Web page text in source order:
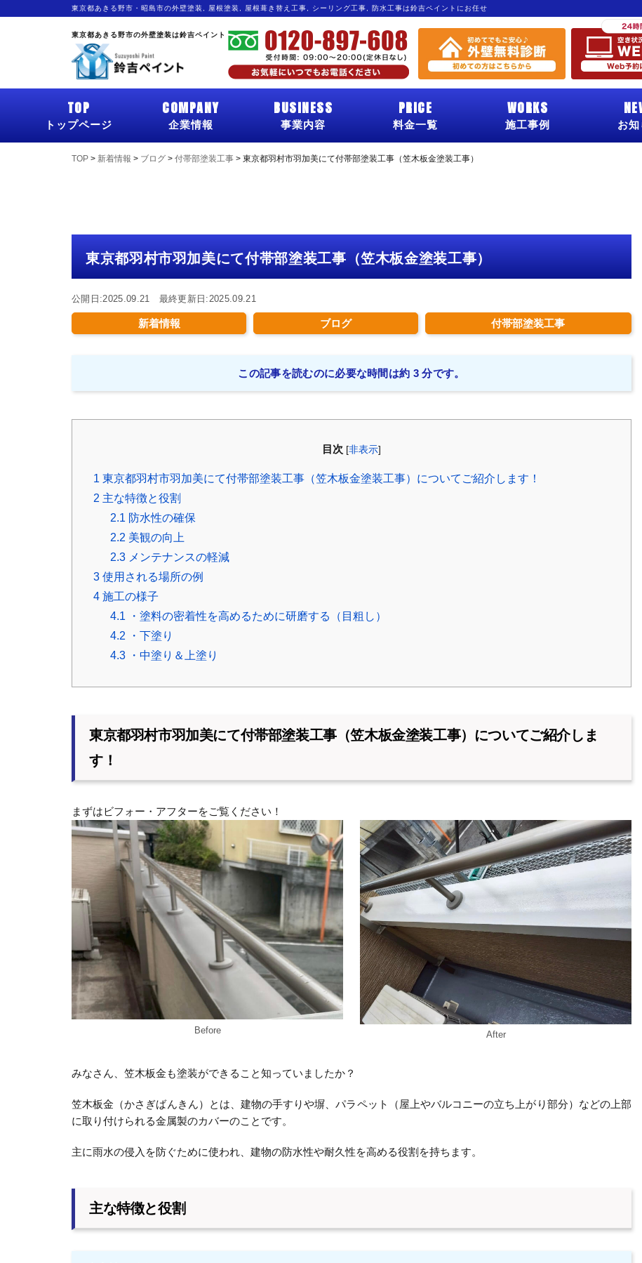
東京都あきる野市・昭島市の外壁塗装, 屋根塗装, 屋根葺き替え工事, シーリング工事, 防水工事は鈴吉ペイントにお任せ
東京都あきる野市の外壁塗装は鈴吉ペイント
TOP
トップページ
COMPANY
企業情報
BUSINESS
事業内容
PRICE
料金一覧
WORKS
施工事例 お
TOP > 新着情報 > ブログ > 付帯部塗装工事 > 東京都羽村市羽加美にて付帯部塗装工事（笠木板金塗装工事）
東京都羽村市羽加美にて付帯部塗装工事（笠木板金塗装工事）
公開日:2025.09.21 最終更新日:2025.09.21
新着情報 ブログ 付帯部塗装工事
この記事を読むのに必要な時間は約 3 分です。
目次 [非表示]
1 東京都羽村市羽加美にて付帯部塗装工事（笠木板金塗装工事）についてご紹介します！
2 主な特徴と役割
2.1 防水性の確保
2.2 美観の向上
2.3 メンテナンスの軽減
3 使用される場所の例
4 施工の様子
4.1 ・塗料の密着性を高めるために研磨する（目粗し）
4.2 ・下塗り
4.3 ・中塗り＆上塗り
東京都羽村市羽加美にて付帯部塗装工事（笠木板金塗装工事）についてご紹介しま
す！
まずはビフォー・アフターをご覧ください！
Before After
みなさん、笠木板金も塗装ができること知っていましたか？
笠木板金（かさぎばんきん）とは、建物の手すりや塀、パラペット（屋上やバルコニーの立ち上がり部分）などの上部
に取り付けられる金属製のカバーのことです。
主に雨水の侵入を防ぐために使われ、建物の防水性や耐久性を高める役割を持ちます。
主な特徴と役割